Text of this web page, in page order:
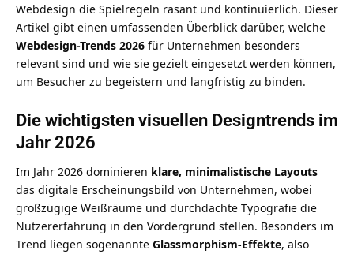
Webdesign die Spielregeln rasant und kontinuierlich. Dieser
Artikel gibt einen umfassenden Überblick darüber, welche
Webdesign-Trends 2026 für Unternehmen besonders
relevant sind und wie sie gezielt eingesetzt werden können,
um Besucher zu begeistern und langfristig zu binden.
Die wichtigsten visuellen Designtrends im
Jahr 2026
Im Jahr 2026 dominieren klare, minimalistische Layouts
das digitale Erscheinungsbild von Unternehmen, wobei
großzügige Weißräume und durchdachte Typografie die
Nutzererfahrung in den Vordergrund stellen. Besonders im
Trend liegen sogenannte Glassmorphism-Effekte, also